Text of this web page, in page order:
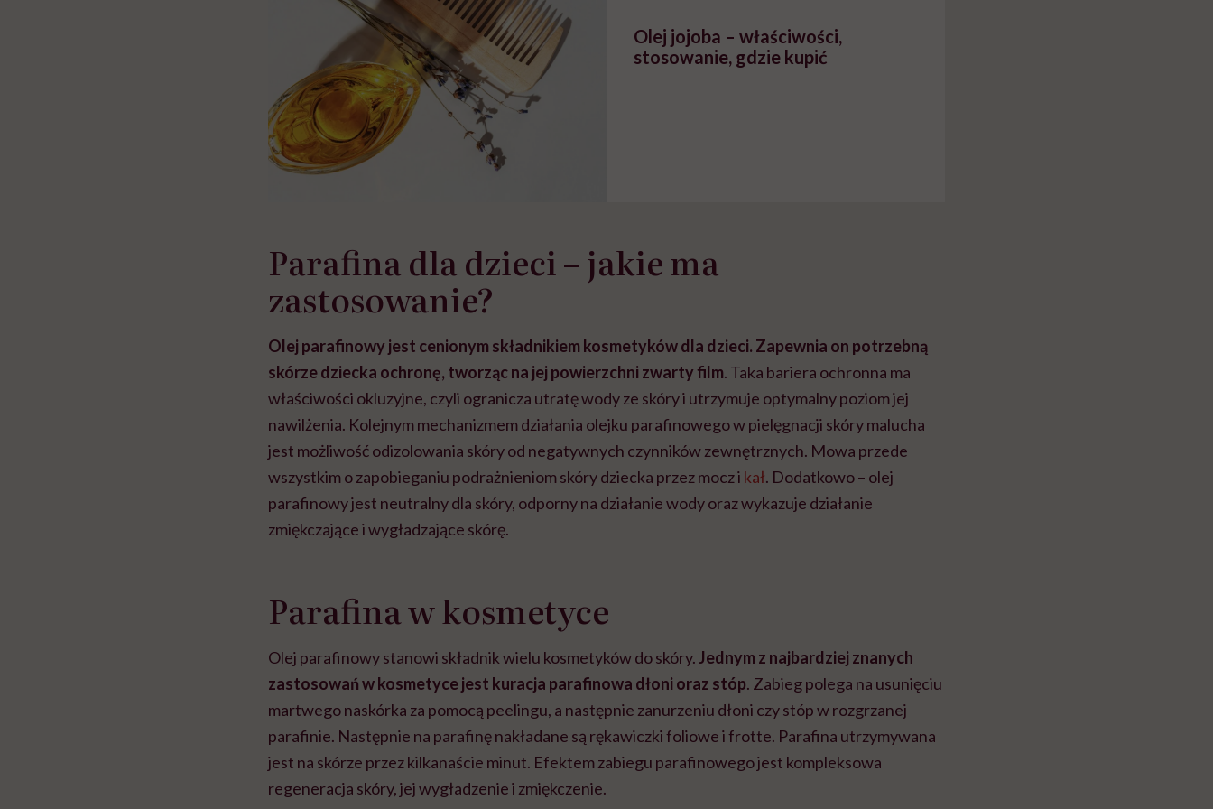
Olej jojoba – właściwości,
stosowanie, gdzie kupić
Parafina dla dzieci – jakie ma
zastosowanie?
Olej parafinowy jest cenionym składnikiem kosmetyków dla dzieci. Zapewnia on potrzebną
skórze dziecka ochronę, tworząc na jej powierzchni zwarty film. Taka bariera ochronna ma
właściwości okluzyjne, czyli ogranicza utratę wody ze skóry i utrzymuje optymalny poziom jej
nawilżenia. Kolejnym mechanizmem działania olejku parafinowego w pielęgnacji skóry malucha
jest możliwość odizolowania skóry od negatywnych czynników zewnętrznych. Mowa przede
wszystkim o zapobieganiu podrażnieniom skóry dziecka przez mocz i kał. Dodatkowo – olej
parafinowy jest neutralny dla skóry, odporny na działanie wody oraz wykazuje działanie
zmiękczające i wygładzające skórę.
Parafina w kosmetyce
Olej parafinowy stanowi składnik wielu kosmetyków do skóry.Jednym z najbardziej znanych
zastosowań w kosmetyce jest kuracja parafinowa dłoni oraz stóp. Zabieg polega na usunięciu
martwego naskórka za pomocą peelingu, a następnie zanurzeniu dłoni czy stóp w rozgrzanej
parafinie. Następnie na parafinę nakładane są rękawiczki foliowe i frotte. Parafina utrzymywana
jest na skórze przez kilkanaście minut. Efektem zabiegu parafinowego jest kompleksowa
regeneracja skóry, jej wygładzenie i zmiękczenie.